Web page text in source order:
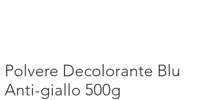
Polvere Decolorante Blu
Anti-giallo 500g